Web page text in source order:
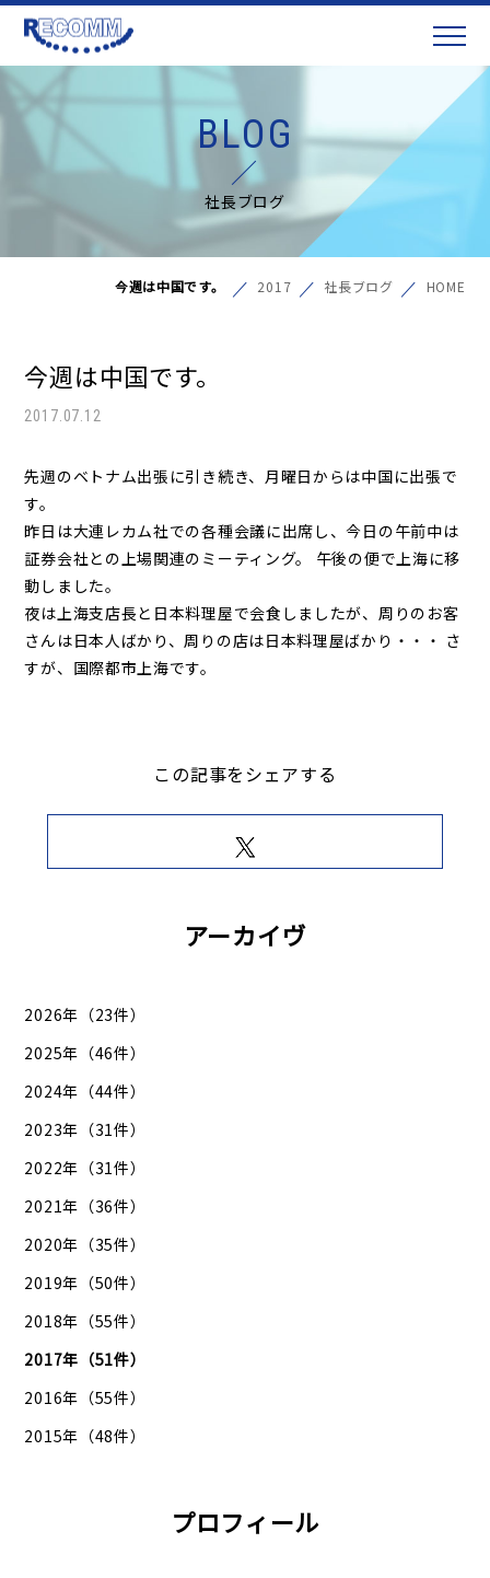
BLOG
社長ブログ
HOME
社長ブログ
2017
今週は中国です。
今週は中国です。
2017.07.12
先週のベトナム出張に引き続き、月曜日からは中国に出張で
す。
昨日は大連レカム社での各種会議に出席し、今日の午前中は
証券会社との上場関連のミーティング。 午後の便で上海に移
動しました。
夜は上海支店長と日本料理屋で会食しましたが、周りのお客
さんは日本人ばかり、周りの店は日本料理屋ばかり・・・ さ
すが、国際都市上海です。
この記事をシェアする
アーカイヴ
2026年（23件）
2025年（46件）
2024年（44件）
2023年（31件）
2022年（31件）
2021年（36件）
2020年（35件）
2019年（50件）
2018年（55件）
2017年（51件）
2016年（55件）
2015年（48件）
プロフィール